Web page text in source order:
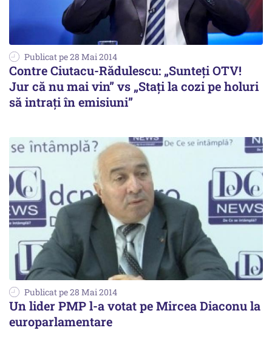
Publicat pe 28 Mai 2014
Contre Ciutacu-Rădulescu: „Sunteți OTV!
Jur că nu mai vin” vs „Stați la cozi pe holuri
să intrați în emisiuni”
Publicat pe 28 Mai 2014
Un lider PMP l-a votat pe Mircea Diaconu la
europarlamentare